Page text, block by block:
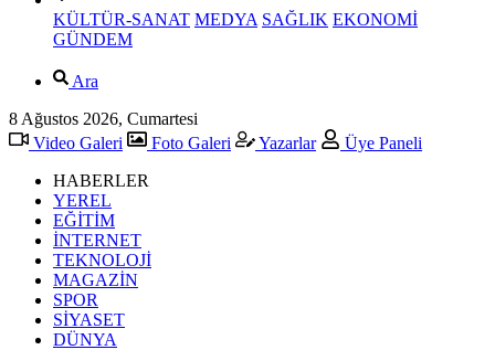
KÜLTÜR-SANAT MEDYA SAĞLIK EKONOMİ
GÜNDEM
Ara
8 Ağustos 2026, Cumartesi
Video Galeri
Foto Galeri Yazarlar
Üye Paneli
HABERLER
YEREL
EĞİTİM
İNTERNET
TEKNOLOJİ
MAGAZİN
SPOR
SİYASET
DÜNYA